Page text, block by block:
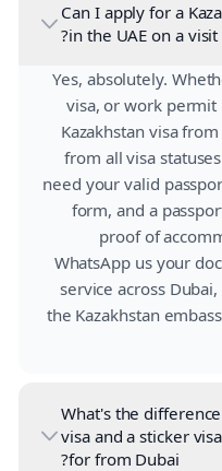
Can I apply for a
in the UAE on a visit
Yes, absolutely.
visa, or work permit
Kazakhstan visa
from all visa
need your valid
form, and a
proof of
WhatsApp us your
service across
the Kazakhstan
What's the
visa and a sticker
for from Dubai?